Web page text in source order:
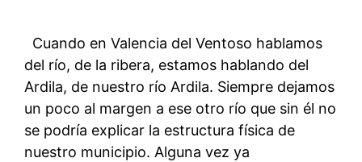
Cuando en Valencia del Ventoso hablamos
del río, de la ribera, estamos hablando del
Ardila, de nuestro río Ardila. Siempre dejamos
un poco al margen a ese otro río que sin él no
se podría explicar la estructura física de
nuestro municipio. Alguna vez ya